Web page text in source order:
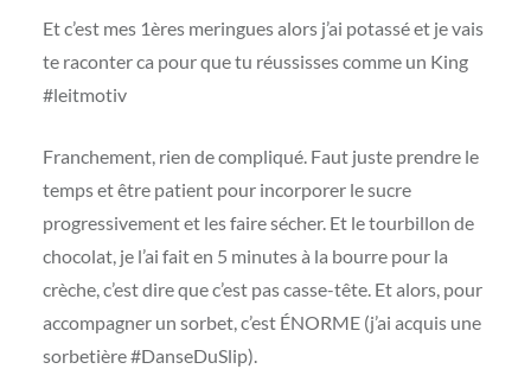
Et c’est mes 1ères meringues alors j’ai potassé et je vais
te raconter ca pour que tu réussisses comme un King
#leitmotiv
Franchement, rien de compliqué. Faut juste prendre le
temps et être patient pour incorporer le sucre
progressivement et les faire sécher. Et le tourbillon de
chocolat, je l’ai fait en 5 minutes à la bourre pour la
crèche, c’est dire que c’est pas casse-tête. Et alors, pour
accompagner un sorbet, c’est ÉNORME (j’ai acquis une
sorbetière #DanseDuSlip).